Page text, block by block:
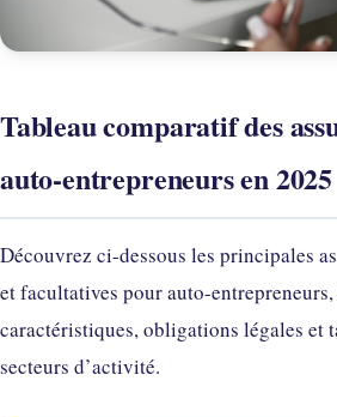
Tableau comparatif des
auto-entrepreneurs en 2025
Découvrez ci-dessous les principales
et facultatives pour auto-entrepreneurs,
caractéristiques, obligations légales et
secteurs d’activité.